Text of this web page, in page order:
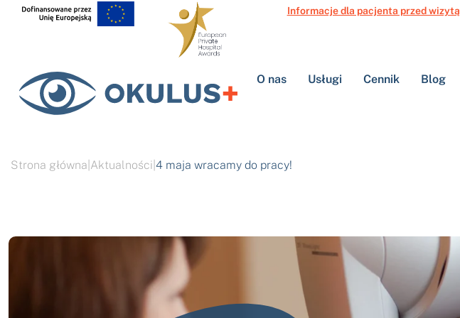
Informacje dla pacjenta przed wizytą
O nas Usługi Cennik Blog
Strona główna Aktualności 4 maja wracamy do pracy!